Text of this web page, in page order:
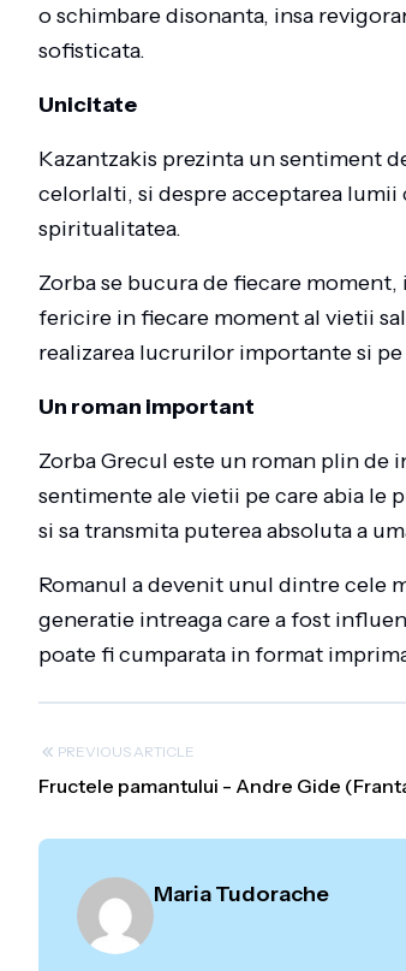
o schimbare disonanta, insa
sofisticata.
Unicitate
Kazantzakis prezinta un sentiment
celorlalti, si despre acceptarea lumii
spiritualitatea.
Zorba se bucura de fiecare
fericire in fiecare moment al vietii
realizarea lucrurilor importante si
Un roman important
Zorba Grecul este un roman plin de
sentimente ale vietii pe care abia le
si sa transmita puterea absoluta a
Romanul a devenit unul dintre cele
generatie intreaga care a fost
poate fi cumparata in format
PREVIOUS ARTICLE
Fructele pamantului - Andre Gide
Maria Tudorache